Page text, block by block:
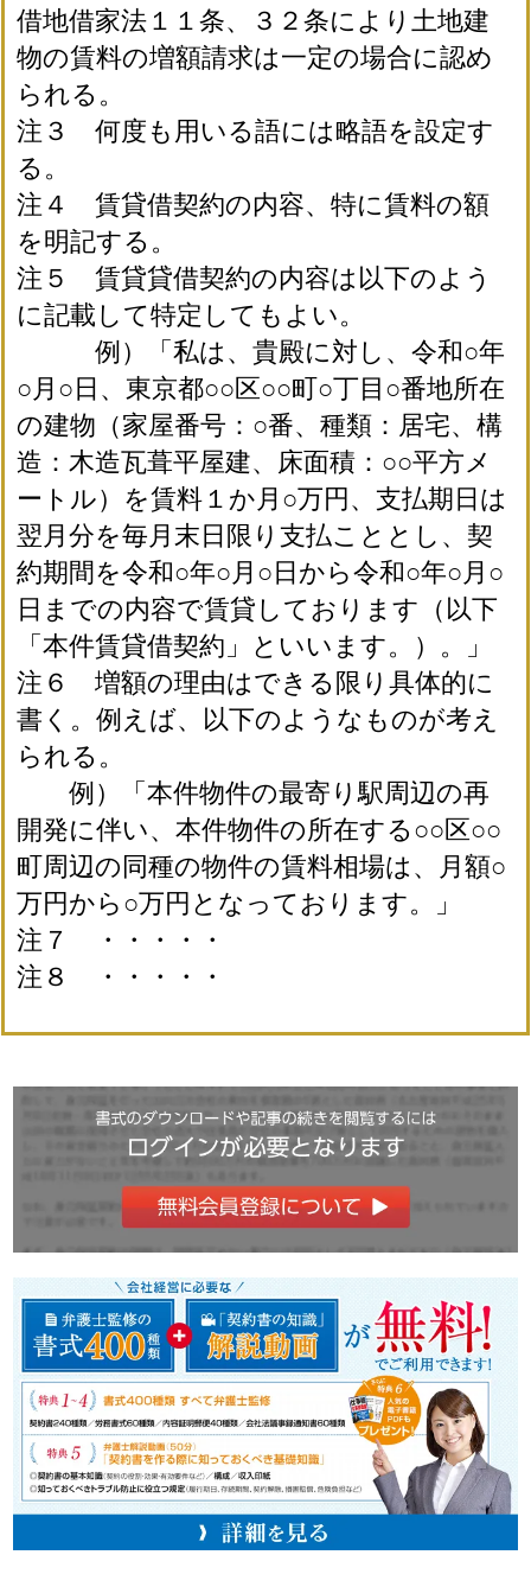
借地借家法１１条、３２条により土地建
物の賃料の増額請求は一定の場合に認め
られる。
注３ 何度も用いる語には略語を設定す
る。
注４ 賃貸借契約の内容、特に賃料の額
を明記する。
注５ 賃貸貸借契約の内容は以下のよう
に記載して特定してもよい。
例）「私は、貴殿に対し、令和○年
○月○日、東京都○○区○○町○丁目○番地所在
の建物（家屋番号：○番、種類：居宅、構
造：木造瓦葺平屋建、床面積：○○平方メ
ートル）を賃料１か月○万円、支払期日は
翌月分を毎月末日限り支払こととし、契
約期間を令和○年○月○日から令和○年○月○
日までの内容で賃貸しております（以下
「本件賃貸借契約」といいます。）。」
注６ 増額の理由はできる限り具体的に
書く。例えば、以下のようなものが考え
られる。
例）「本件物件の最寄り駅周辺の再
開発に伴い、本件物件の所在する○○区○○
町周辺の同種の物件の賃料相場は、月額○
万円から○万円となっております。」
注７ ・・・・・
注８ ・・・・・